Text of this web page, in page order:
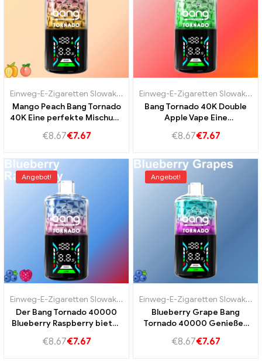
Einweg-E-Zigaretten Slowakei Einweg-E-Zigaretten Slowenien,
Mango Peach Bang Tornado
40K Eine perfekte Mischung
saftigem Pfirsich
€8.67€7.67
Einweg-E-Zigaretten Slowakei
Bang Tornado 40K Double
Apple Vape Eine
echte Vaping-Fans
€8.67€7.67
Angebot!
Einweg-E-Zigaretten Slowakei Einweg-E-Zigaretten Slowenien,
Der Bang Tornado 40000
Blueberry Raspberry bietet
€8.67€7.67
Angebot!
Einweg-E-Zigaretten Slowakei
Blueberry Grape Bang
Tornado 40000 Genießen
Geschmack von Blaubeeren
€8.67€7.67